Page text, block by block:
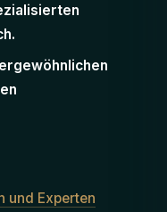
und Experten